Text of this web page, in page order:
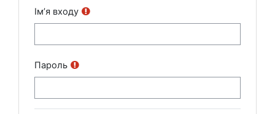
Ім’я входу
Пароль